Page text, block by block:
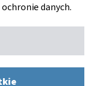
danych.